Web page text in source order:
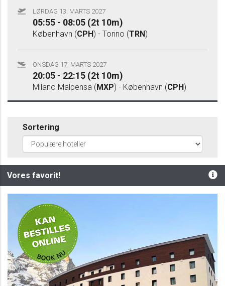
LØRDAG 13. MARTS 2027
05:55 - 08:05 (2t 10m)
København (CPH) - Torino (TRN)
ONSDAG 17. MARTS 2027
20:05 - 22:15 (2t 10m)
Milano Malpensa (MXP) - København (CPH)
Sortering
Vores favorit!
Kan bestilles
online